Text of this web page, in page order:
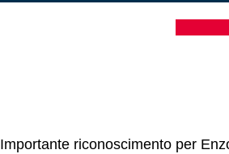
Importante riconoscimento per